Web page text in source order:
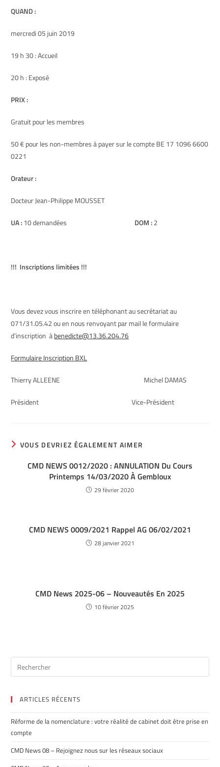
QUAND :
mercredi 05 juin 2019
19 h 30 : Accueil
20 h : Exposé
PRIX :
Gratuit pour les membres
50 € pour les non-membres à payer sur le compte BE 17 1096 6600
0221
Orateur :
Docteur Jean-Philippe MOUSSET
UA :10 demandées DOM :2
!!! Inscriptions limitées !!!
Vous devez vous inscrire en téléphonant au secrétariat au
071/31.05.42 ou en nous renvoyant par mail le formulaire
d’inscription àbenedicte@13.36.204.76
Formulaire Inscription BXL
Thierry ALLEENE Michel DAMAS
Président Vice-Président
VOUS DEVRIEZ ÉGALEMENT AIMER
CMD NEWS 0012/2020 : ANNULATION Du Cours
Printemps 14/03/2020 À Gembloux
29 février 2020
CMD NEWS 0009/2021 Rappel AG 06/02/2021
28 janvier 2021
CMD News 2025-06 – Nouveautés En 2025
10 février 2025
ARTICLES RÉCENTS
Réforme de la nomenclature : votre réalité de cabinet doit être prise en
compte
CMD News 08 – Rejoignez nous sur les réseaux sociaux